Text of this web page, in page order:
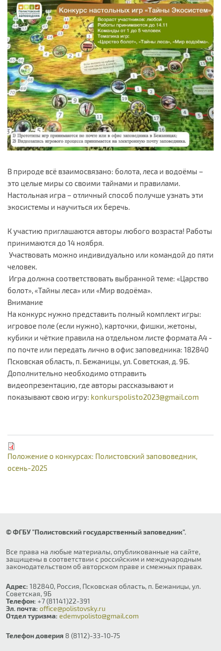
В природе всё взаимосвязано: болота, леса и водоёмы –
это целые миры со своими тайнами и правилами.
Настольная игра – отличный способ получше узнать эти
экосистемы и научиться их беречь.
К участию приглашаются авторы любого возраста! Работы
принимаются до 14 ноября.
Участвовать можно индивидуально или командой до пяти
человек.
Игра должна соответствовать выбранной теме: «Царство
болот», «Тайны леса» или «Мир водоёма».
Внимание
На конкурс нужно представить полный комплект игры:
игровое поле (если нужно), карточки, фишки, жетоны,
кубики и чёткие правила на отдельном листе формата А4 -
по почте или передать лично в офис заповедника: 182840
Псковская область, п. Бежаницы, ул. Советская, д. 9Б.
Дополнительно необходимо отправить
видеопрезентацию, где авторы рассказывают и
показывают свою игру: konkurspolisto2023@gmail.com
Положение о конкурсах: Полистовский запововедник,
осень-2025
© ФГБУ "Полистовский государственный заповедник".
Все права на любые материалы, опубликованные на сайте,
защищены в соответствии с российским и международным
законодательством об авторском праве и смежных правах.
Адрес: 182840, Россия, Псковская область, п. Бежаницы, ул.
Советская, 9Б
Телефон: +7 (81141)22-391
Эл. почта: office@polistovsky.ru
Отдел туризма: edemvpolisto@gmail.com
Телефон доверия 8 (8112)-33-10-75